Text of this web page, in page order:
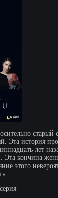
старый
Эта история
лет
Эта кончина
этого